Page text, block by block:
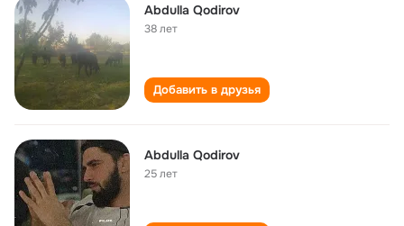
Abdulla Qodirov
38 лет
Добавить в друзья
Abdulla Qodirov
25 лет